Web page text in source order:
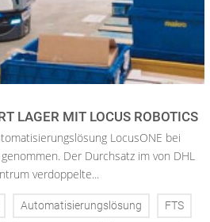
LAGER MIT LOCUS ROBOTICS
LocusONE bei
Der Durchsatz im von DHL
verdoppelte...
Automatisierungslösung FTS